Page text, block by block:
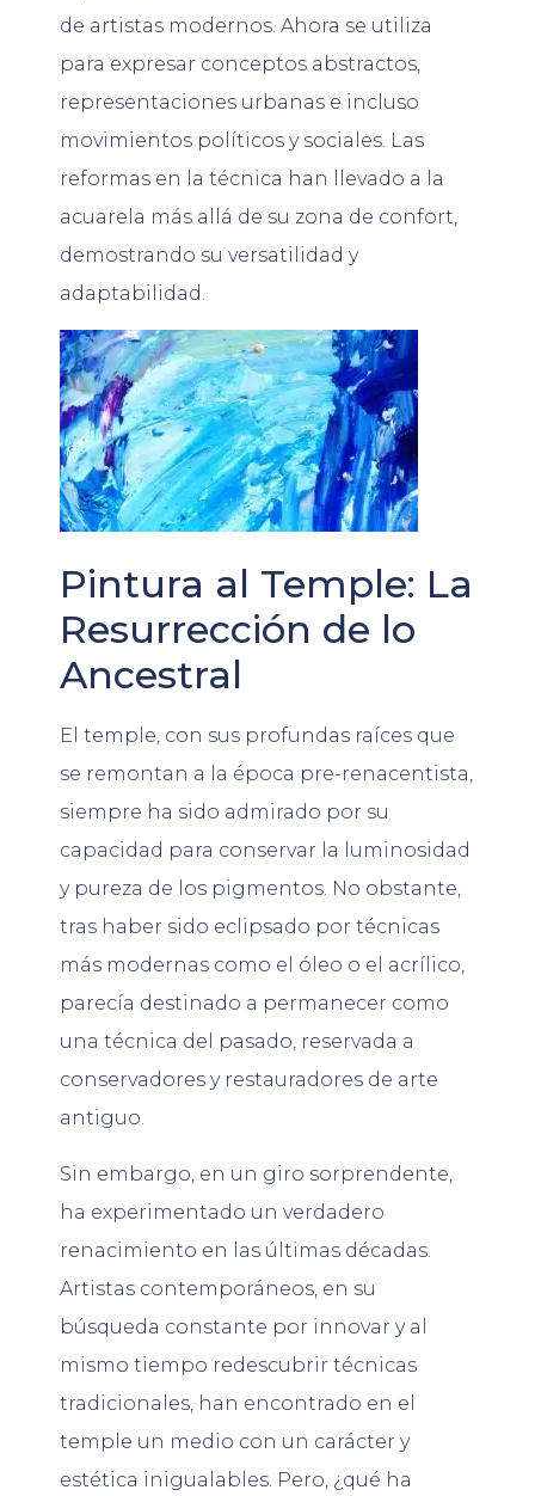
de artistas modernos. Ahora se utiliza
para expresar conceptos abstractos,
representaciones urbanas e incluso
movimientos políticos y sociales. Las
reformas en la técnica han llevado a la
acuarela más allá de su zona de confort,
demostrando su versatilidad y
adaptabilidad.
Pintura al Temple: La
Resurrección de lo
Ancestral
El temple, con sus profundas raíces que
se remontan a la época pre-renacentista,
siempre ha sido admirado por su
capacidad para conservar la luminosidad
y pureza de los pigmentos. No obstante,
tras haber sido eclipsado por técnicas
más modernas como el óleo o el acrílico,
parecía destinado a permanecer como
una técnica del pasado, reservada a
conservadores y restauradores de arte
antiguo.
Sin embargo, en un giro sorprendente,
ha experimentado un verdadero
renacimiento en las últimas décadas.
Artistas contemporáneos, en su
búsqueda constante por innovar y al
mismo tiempo redescubrir técnicas
tradicionales, han encontrado en el
temple un medio con un carácter y
estética inigualables. Pero, ¿qué ha